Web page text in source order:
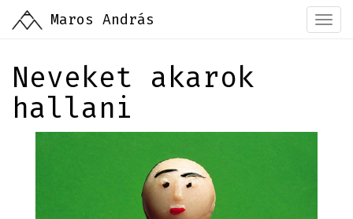
Ugrás
Maros András
Neveket akarok
hallani